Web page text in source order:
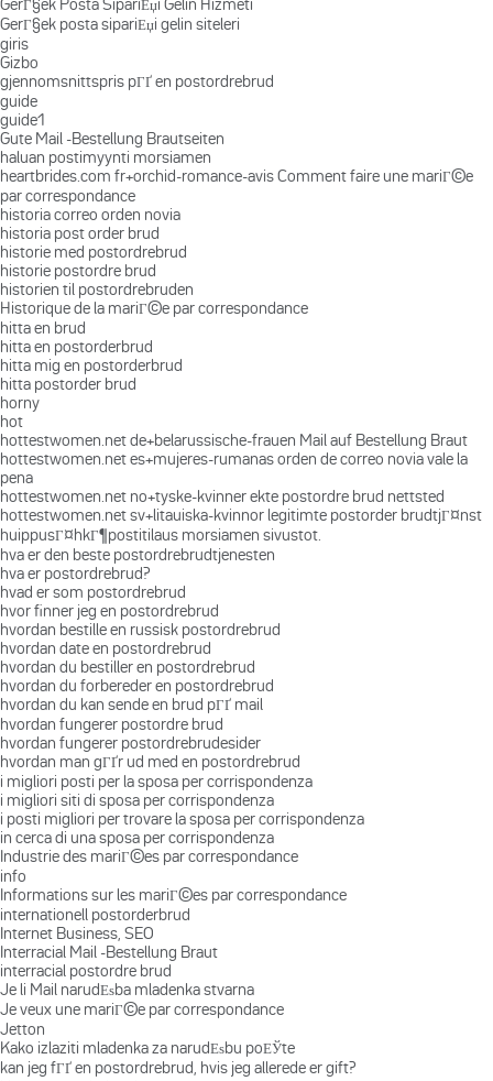
GerГ§ek Posta SipariЕџi Gelin Hizmeti
GerГ§ek posta sipariЕџi gelin siteleri
giris
Gizbo
gjennomsnittspris pГҐ en postordrebrud
guide
guide1
Gute Mail -Bestellung Brautseiten
haluan postimyynti morsiamen
heartbrides.com fr+orchid-romance-avis Comment faire une mariГ©e
par correspondance
historia correo orden novia
historia post order brud
historie med postordrebrud
historie postordre brud
historien til postordrebruden
Historique de la mariГ©e par correspondance
hitta en brud
hitta en postorderbrud
hitta mig en postorderbrud
hitta postorder brud
horny
hot
hottestwomen.net de+belarussische-frauen Mail auf Bestellung Braut
hottestwomen.net es+mujeres-rumanas orden de correo novia vale la
pena
hottestwomen.net no+tyske-kvinner ekte postordre brud nettsted
hottestwomen.net sv+litauiska-kvinnor legitimte postorder brudtjГ¤nst
huippusГ¤hkГ¶postitilaus morsiamen sivustot.
hva er den beste postordrebrudtjenesten
hva er postordrebrud?
hvad er som postordrebrud
hvor finner jeg en postordrebrud
hvordan bestille en russisk postordrebrud
hvordan date en postordrebrud
hvordan du bestiller en postordrebrud
hvordan du forbereder en postordrebrud
hvordan du kan sende en brud pГҐ mail
hvordan fungerer postordre brud
hvordan fungerer postordrebrudesider
hvordan man gГҐr ud med en postordrebrud
i migliori posti per la sposa per corrispondenza
i migliori siti di sposa per corrispondenza
i posti migliori per trovare la sposa per corrispondenza
in cerca di una sposa per corrispondenza
Industrie des mariГ©es par correspondance
info
Informations sur les mariГ©es par correspondance
internationell postorderbrud
Internet Business, SEO
Interracial Mail -Bestellung Braut
interracial postordre brud
Je li Mail narudЕѕba mladenka stvarna
Je veux une mariГ©e par correspondance
Jetton
Kako izlaziti mladenka za narudЕѕbu poЕЎte
kan jeg fГҐ en postordrebrud, hvis jeg allerede er gift?